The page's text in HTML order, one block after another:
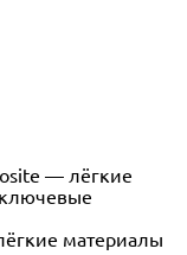
— лёгкие
материалы